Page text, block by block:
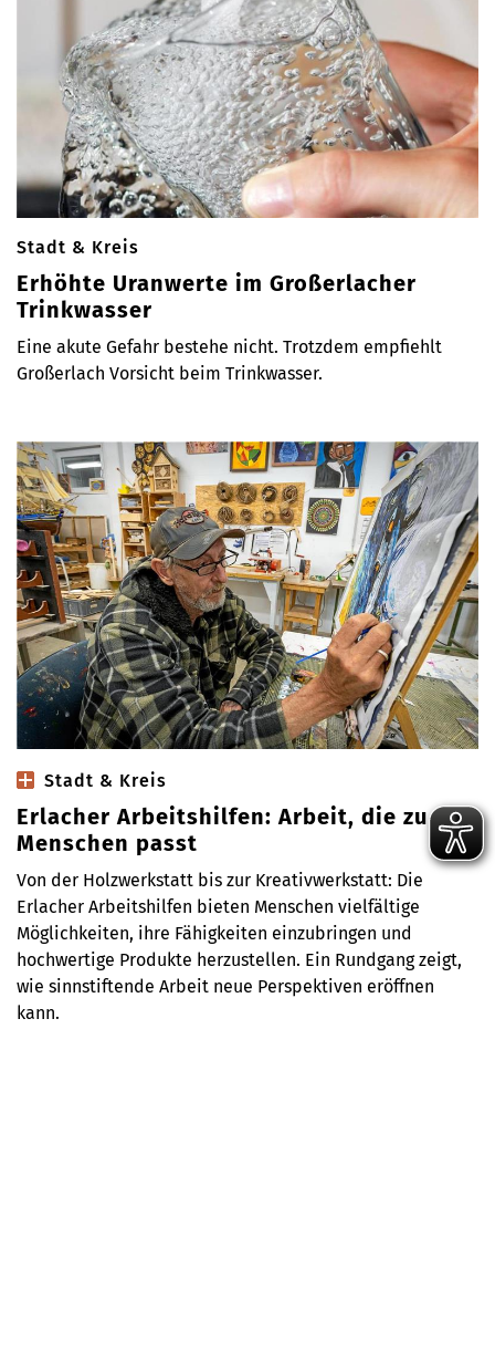
Stadt & Kreis
Erhöhte Uranwerte im Großerlacher
Trinkwasser
Eine akute Gefahr bestehe nicht. Trotzdem empfiehlt
Großerlach Vorsicht beim Trinkwasser.
Stadt & Kreis
Erlacher Arbeitshilfen: Arbeit, die zu den
Menschen passt
Von der Holzwerkstatt bis zur Kreativwerkstatt: Die
Erlacher Arbeitshilfen bieten Menschen vielfältige
Möglichkeiten, ihre Fähigkeiten einzubringen und
hochwertige Produkte herzustellen. Ein Rundgang zeigt,
wie sinnstiftende Arbeit neue Perspektiven eröffnen
kann.